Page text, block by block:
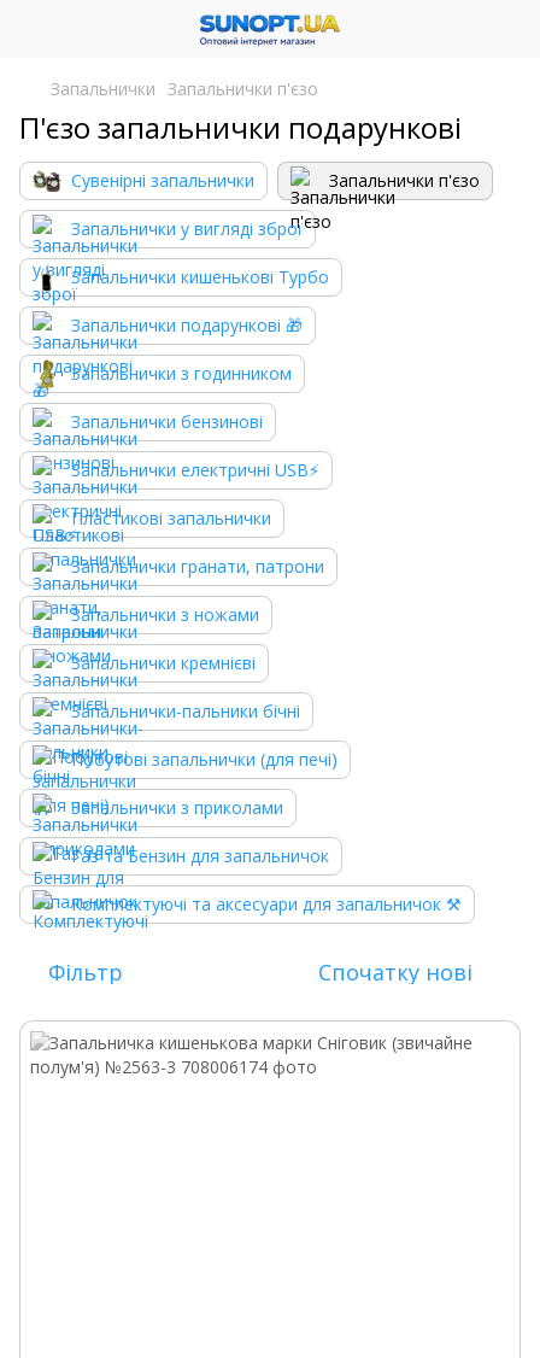
Запальнички Запальнички п'єзо
П'єзо запальнички подарункові
Сувенірні запальнички Запальнички п'єзо
Запальнички у вигляді зброї
Запальнички кишенькові Турбо
Запальнички подарункові 🎁
Запальнички з годинником
Запальнички бензинові
Запальнички електричні USB⚡️
Пластикові запальнички
Запальнички гранати, патрони
Запальнички з ножами
Запальнички кремнієві
Запальнички-пальники бічні
Побутові запальнички (для печі)
Запальнички з приколами
Газ та Бензин для запальничок
Комплектуючі та аксесуари для запальничок ⚒️
Фільтр Спочатку нові